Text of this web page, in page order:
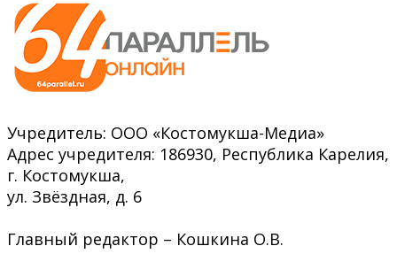
Учредитель: ООО «Костомукша-Медиа»
Адрес учредителя: 186930, Республика Карелия,
г. Костомукша,
ул. Звёздная, д. 6
Главный редактор – Кошкина О.В.